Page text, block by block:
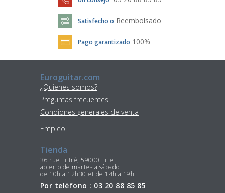
Satisfecho o Reembolsado
Pago garantizado 100%
Euroguitar.com
¿Quienes somos?
Preguntas frecuentes
Condiones generales de venta
Empleo
Tienda
36 rue Littré, 59000 Lille
abierto de martes a sábado
de 10h a 12h30 et de 14h a 19h
Por teléfono : 03 20 88 85 85